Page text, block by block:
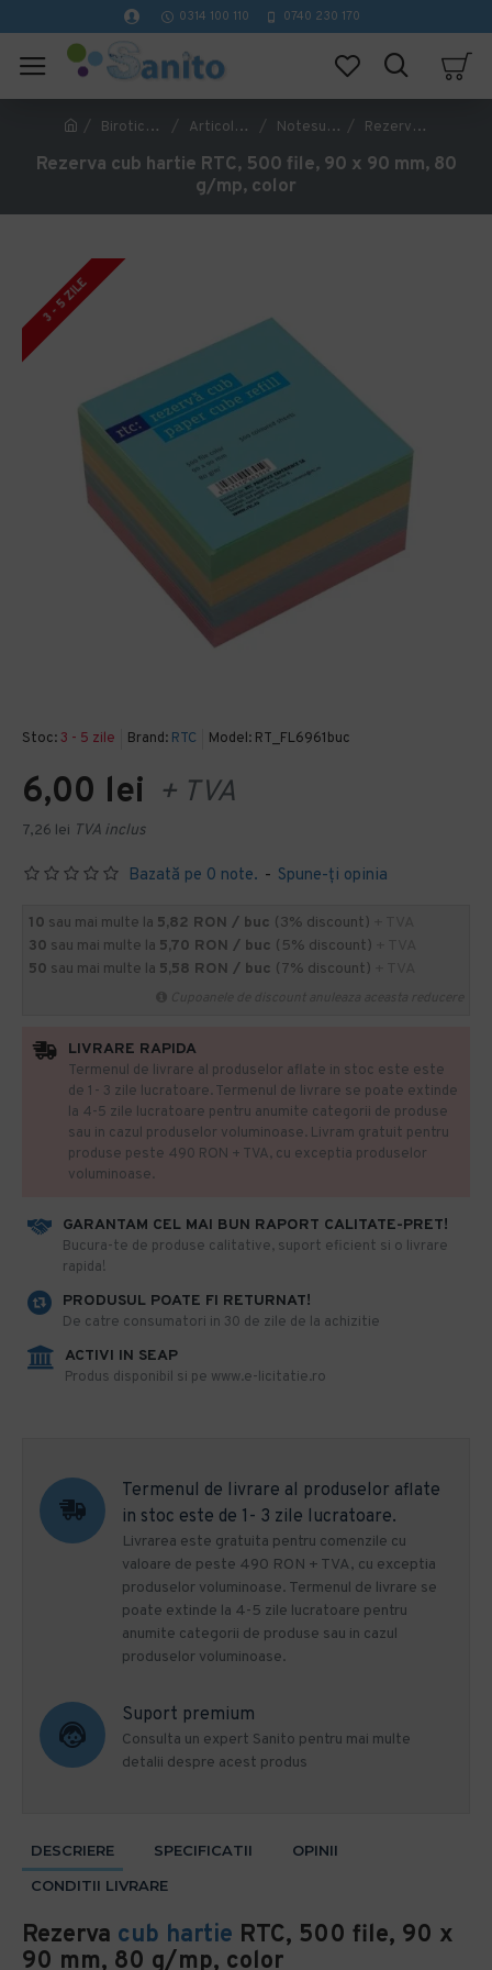
0314 100 110 0740 230 170
Birotica si papetarie Articole din hartie Notesuri adezive si cuburi de hartie Rezerva cub hartie RTC, 500 file, 90 x 90 mm, 80 g/mp, color
Rezerva cub hartie RTC, 500 file, 90 x 90 mm, 80
g/mp, color
3 - 5 ZILE
Stoc: 3 - 5 zile Brand: RTC Model: RT_FL6961buc
Bazată pe 0 note. - Spune-ţi opinia
6,00 lei + TVA
7,26 lei TVA inclus
10 sau mai multe la 5,82 RON / buc (3% discount)
30 sau mai multe la 5,70 RON / buc (5% discount)
50 sau mai multe la 5,58 RON / buc (7% discount)
GARANTAM CEL MAI BUN RAPORT CALITATE-PRET!
​Bucura-te de produse calitative, suport eficient si o livrare
rapida!
PRODUSUL POATE FI RETURNAT!
De catre consumatori in 30 de zile de la achizitie
ACTIVI IN SEAP
Produs disponibil si pe www.e-licitatie.ro
LIVRARE RAPIDA
Termenul de livrare al produselor aflate in stoc este este
de 1- 3 zile lucratoare. Termenul de livrare se poate extinde
la 4-5 zile lucratoare pentru anumite categorii de produse
sau in cazul produselor voluminoase. Livram gratuit pentru
produse peste 490 RON + TVA, cu exceptia produselor
voluminoase.
Termenul de livrare al produselor aflate
in stoc este de 1- 3 zile lucratoare.
Livrarea este gratuita pentru comenzile cu
valoare de peste 490 RON + TVA, cu exceptia
produselor voluminoase. Termenul de livrare se
poate extinde la 4-5 zile lucratoare pentru
anumite categorii de produse sau in cazul
produselor voluminoase.
Suport premium
Consulta un expert Sanito pentru mai multe
detalii despre acest produs
DESCRIERE SPECIFICATII
OPINII
CONDITII LIVRARE
Rezerva cub hartie RTC, 500 file, 90 x
90 mm, 80 g/mp, color